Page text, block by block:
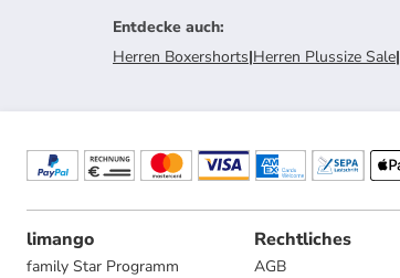
Entdecke auch:
Herren Boxershorts|Herren Plussize Sale|
limango
family Star Programm
Rechtliches
AGB